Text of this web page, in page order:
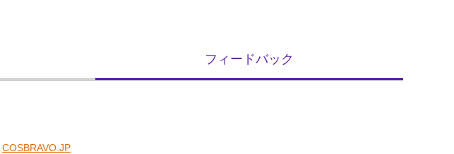
フィードバック
COSBRAVO.JP